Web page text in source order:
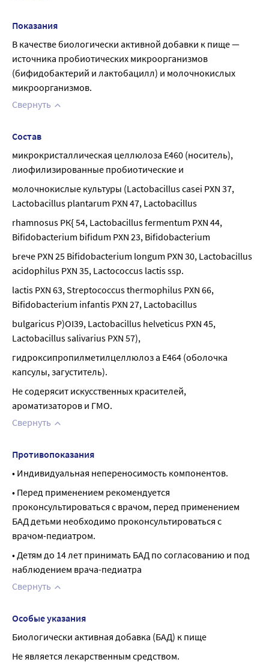
Показания
В качестве биологически активной добавки к пище —
источника пробиотических микроорганизмов
(бифидобактерий и лактобацилл) и молочнокислых
микроорганизмов.
Свернуть
Состав
микрокристаллическая целлюлоза Е460 (носитель),
лиофилизированные пробиотические и
молочнокислые культуры (Lactobacillus casei PXN 37,
Lactobacillus plantarum PXN 47, Lactobacillus
rhamnosus РК{ 54, Lactobacillus fermentum PXN 44,
Bifidobacterium bifidum PXN 23, Bifidobacterium
Ьrече PXN 25 Bifidobacterium longum PXN 30, Lactobacillus
acidophilus PXN 35, Lactococcus lactis ssp.
lactis PXN 63, Streptococcus thermophilus PXN 66,
Bifidobacterium infantis PXN 27, Lactobacillus
bulgaricus P)OI39, Lactobacillus helveticus PXN 45,
Lactobacillus salivarius PXN 57),
гидроксипропилметилцеллюлоз а Е464 (оболочка
капсулы, загуститель).
Не содерясит искусственных красителей,
ароматизаторов и ГМО.
Свернуть
Противопоказания
• Индивидуальная непереносимость компонентов.
• Перед применением рекомендуется
проконсультироваться с врачом, перед применением
БАД детьми необходимо проконсультироваться с
врачом-педиатром.
• Детям до 14 лет принимать БАД по согласованию и под
наблюдением врача-педиатра
Свернуть
Особые указания
Биологически активная добавка (БАД) к пище
Не является лекарственным средством.